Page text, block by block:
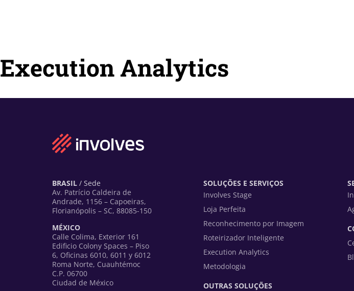
Execution Analytics
BRASIL / Sede
Av. Patrício Caldeira de
Andrade, 1156 – Capoeiras,
Florianópolis – SC, 88085-150
MÉXICO
Calle Colima, Exterior 161
Edificio Colony Spaces – Piso
6, Oficinas 6010, 6011 y 6012
Roma Norte, Cuauhtémoc
C.P. 06700
Ciudad de México
SOLUÇÕES E SERVIÇOS
Involves Stage
Loja Perfeita
Reconhecimento por Imagem
Roteirizador Inteligente
Execution Analytics
Metodologia
OUTRAS SOLUÇÕES